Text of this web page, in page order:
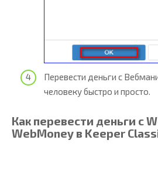
Перевести деньги с
человеку быстро и просто.
Как перевести деньги с
WebMoney в Keeper